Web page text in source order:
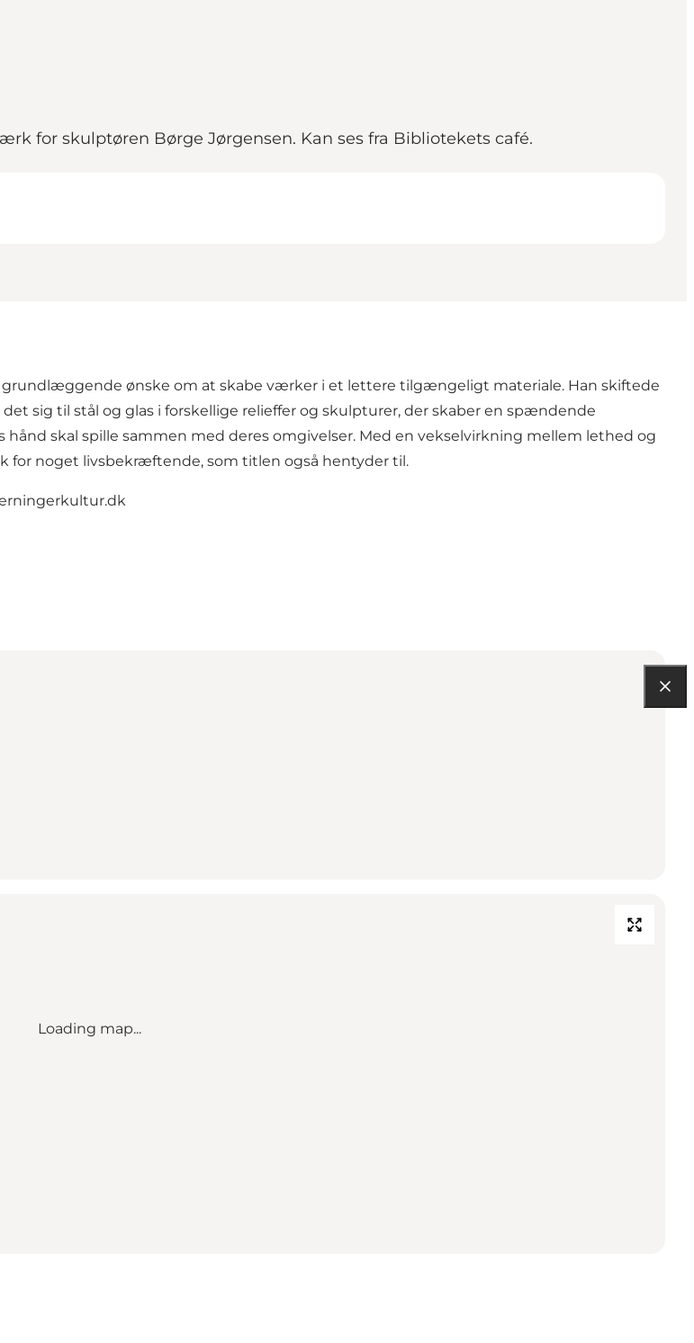
for skulptøren Børge Jørgensen. Kan ses fra Bibliotekets café.
ønske om at skabe værker i et lettere tilgængeligt materiale. Han skiftede
sig til stål og glas i forskellige relieffer og skulpturer, der skaber en spændende
skal spille sammen med deres omgivelser. Med en vekselvirkning mellem lethed og
for noget livsbekræftende, som titlen også hentyder til.
Loading map...